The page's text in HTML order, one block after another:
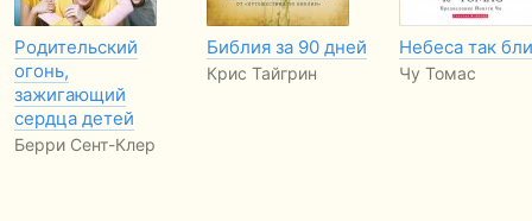
Родительский
огонь,
зажигающий
сердца детей
Берри Сент-Клер
Библия за 90 дней
Крис Тайгрин
Небеса так
Чу Томас